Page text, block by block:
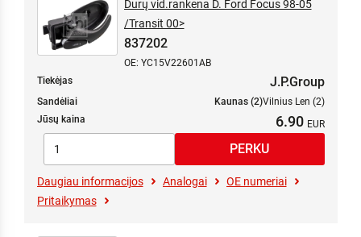
Durų vid.rankena D. Ford Focus 98-05
/Transit 00>
837202
OE: YC15V22601AB
Tiekėjas
J.P.Group
Sandėliai Kaunas (2)Vilnius Len (2)
Jūsų kaina
6.90
Daugiau informacijos Analogai
OE numeriai
Pritaikymas